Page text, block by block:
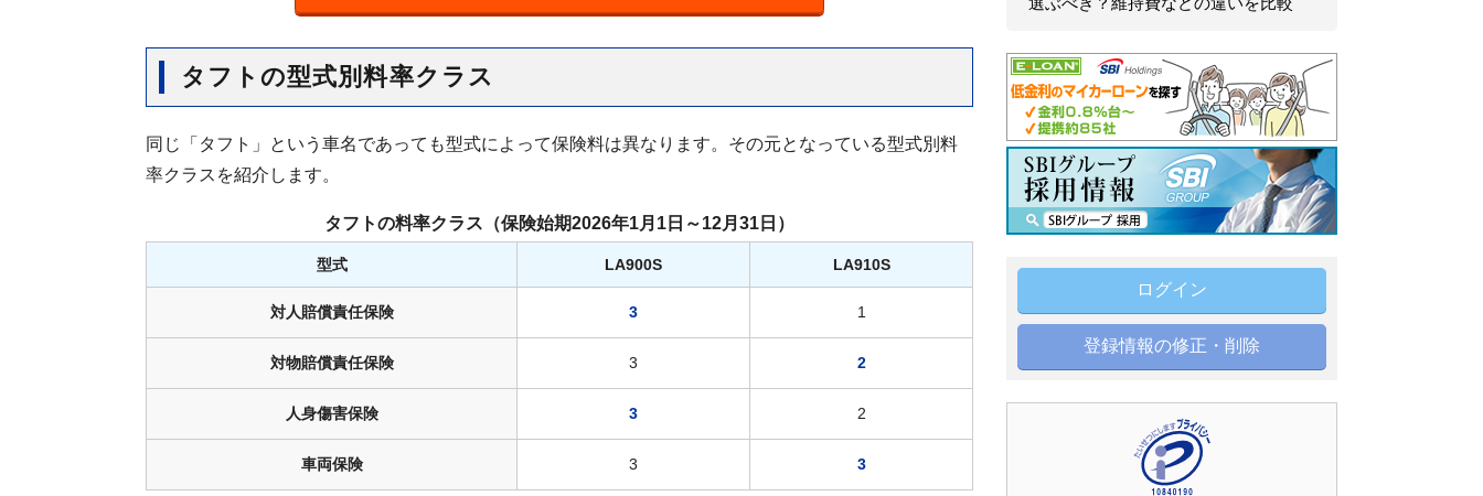
タフトの型式別料率クラス
同じ「タフト」という車名であっても型式によって保険料は異なります。その元となっている型式別料
率クラスを紹介します。
タフトの料率クラス （保険始期2026年1月1日～12月31日）
型式 LA900S LA910S
対人賠償責任保険 3 1
対物賠償責任保険 3 2
人身傷害保険 3 2
車両保険 3 3
選ぶべき？維持費などの違いを比較
ログイン
登録情報の修正・削除